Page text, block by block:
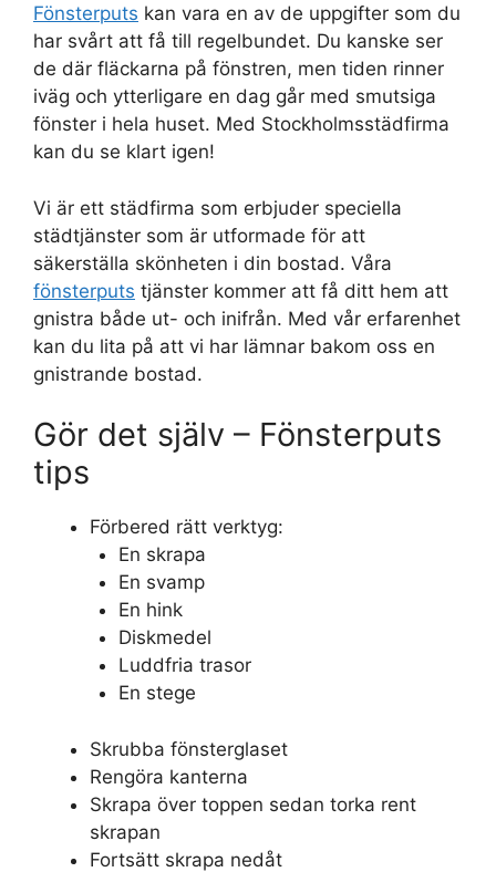
Fönsterputs kan vara en av de uppgifter som du
har svårt att få till regelbundet. Du kanske ser
de där fläckarna på fönstren, men tiden rinner
iväg och ytterligare en dag går med smutsiga
fönster i hela huset. Med Stockholmsstädfirma
kan du se klart igen!
Vi är ett städfirma som erbjuder speciella
städtjänster som är utformade för att
säkerställa skönheten i din bostad. Våra
fönsterputs tjänster kommer att få ditt hem att
gnistra både ut- och inifrån. Med vår erfarenhet
kan du lita på att vi har lämnar bakom oss en
gnistrande bostad.
Gör det själv – Fönsterputs
tips
Förbered rätt verktyg:
En skrapa
En svamp
En hink
Diskmedel
Luddfria trasor
En stege
Skrubba fönsterglaset
Rengöra kanterna
Skrapa över toppen sedan torka rent
skrapan
Fortsätt skrapa nedåt